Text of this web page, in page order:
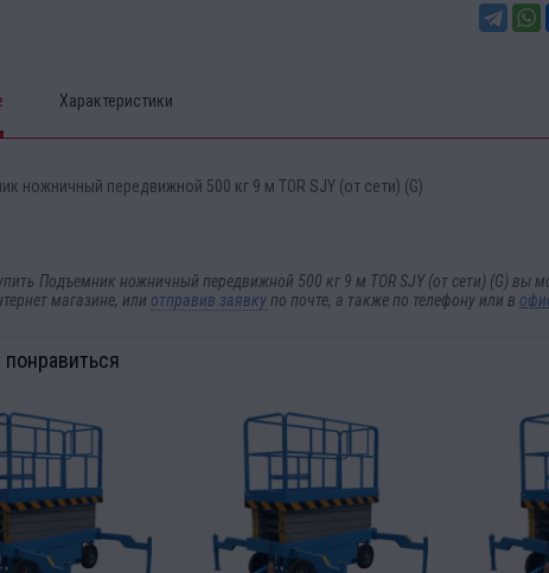
Характеристики
ножничный передвижной 500 кг 9 м TOR SJY (от сети) (G)
Подъемник ножничный передвижной 500 кг 9 м TOR SJY (от сети) (G) вы
магазине, или отправив заявку по почте, а также по телефону или в